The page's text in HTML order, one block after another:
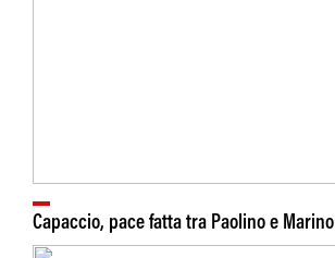
Capaccio, pace fatta tra Paolino e Marino